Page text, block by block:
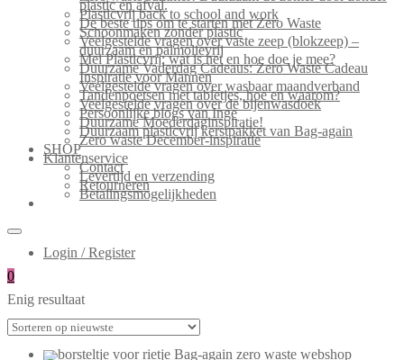
plastic en afval.
Plasticvrij back to school and work
De beste tips om te starten met Zero Waste
Schoonmaken zonder plastic
Veelgestelde vragen over vaste zeep (blokzeep) –
duurzaam en palmolievrij
Mei Plasticvrij: wat is het en hoe doe je mee?
Duurzame Vaderdag Cadeaus: Zero Waste Cadeau
Inspiratie voor Mannen
Veelgestelde vragen over wasbaar maandverband
Tandenpoetsen met tabletjes, hoe en waarom?
Veelgestelde vragen over de bijenwasdoek
Persoonlijke blogs van Inge
Duurzame Moederdaginspiratie!
Duurzaam plasticvrij kerstpakket van Bag-again
Zero waste December-inspiratie
SHOP
Klantenservice
Contact
Levertijd en verzending
Retourneren
Betalingsmogelijkheden
Login / Register
0
Enig resultaat